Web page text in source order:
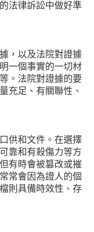
法律訴訟中做好準
，以及法院對證據
一個事實的一切材
。法院對證據的要
充足、有關聯性、
供和文件。在選擇
靠和有殺傷力等方
有時會被篡改或摧
常會因為證人的個
則具備時效性、存